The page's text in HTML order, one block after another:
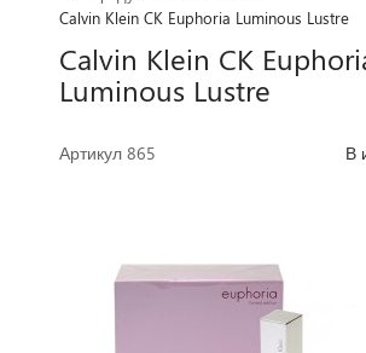
Calvin Klein CK Euphoria Luminous Lustre
Calvin Klein CK
Luminous Lustre
Артикул 865 В